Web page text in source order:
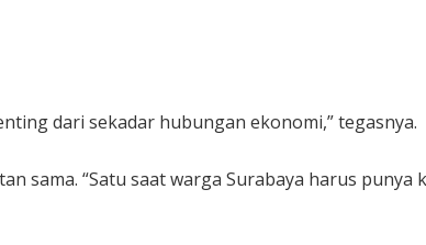
dari sekadar hubungan ekonomi,” tegasnya.
sama. “Satu saat warga Surabaya harus